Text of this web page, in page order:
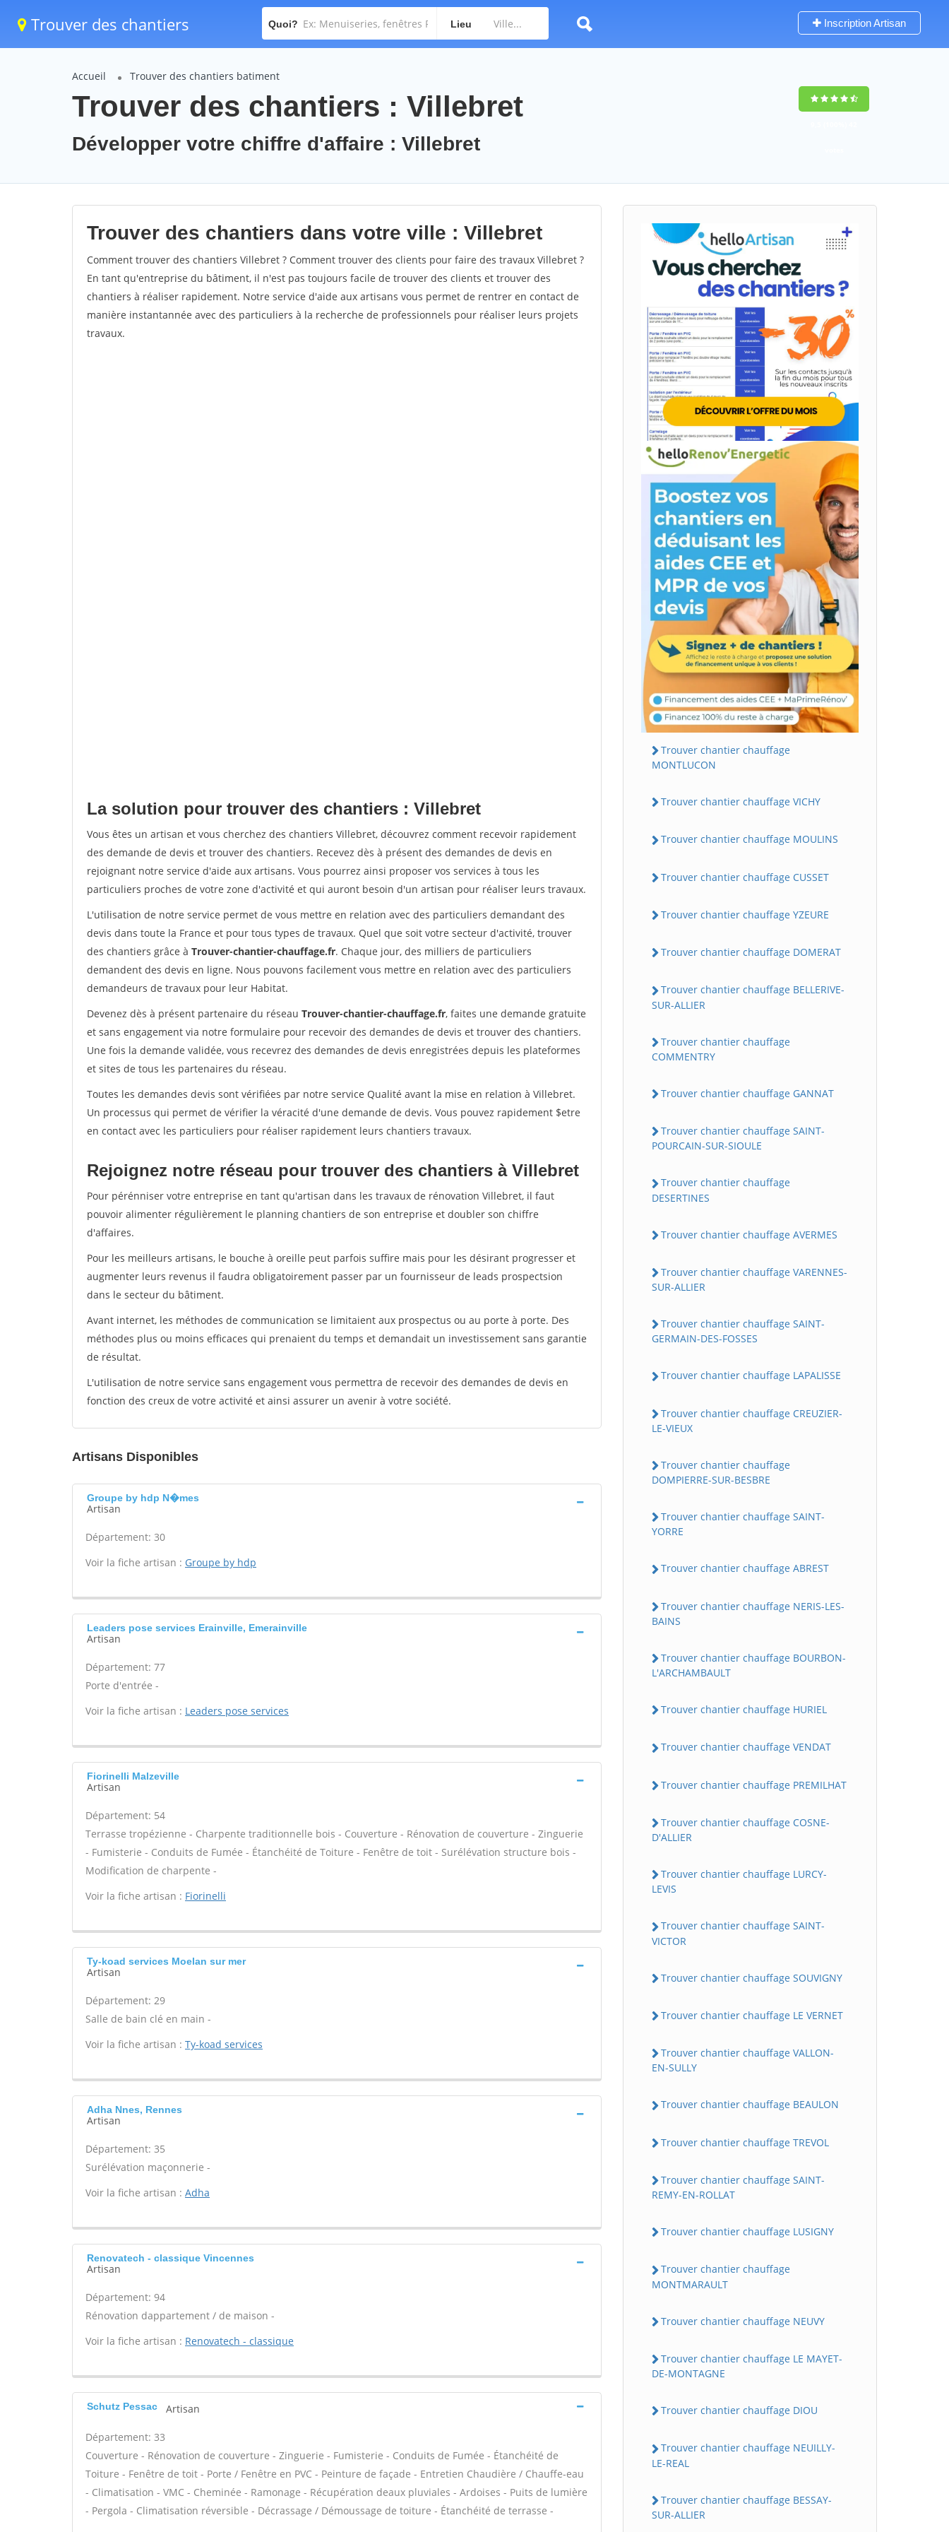
Trouver des chantiers Quoi? Lieu Inscription Artisan
Accueil Trouver des chantiers batiment
Trouver des chantiers : Villebret
Développer votre chiffre d'affaire : Villebret
Trouver des chantiers dans votre ville : Villebret
Comment trouver des chantiers Villebret ? Comment trouver des clients pour faire des travaux Villebret ?
En tant qu'entreprise du bâtiment, il n'est pas toujours facile de trouver des clients et trouver des
chantiers à réaliser rapidement. Notre service d'aide aux artisans vous permet de rentrer en contact de
manière instantannée avec des particuliers à la recherche de professionnels pour réaliser leurs projets
travaux.
La solution pour trouver des chantiers : Villebret
Vous êtes un artisan et vous cherchez des chantiers Villebret, découvrez comment recevoir rapidement
des demande de devis et trouver des chantiers. Recevez dès à présent des demandes de devis en
rejoignant notre service d'aide aux artisans. Vous pourrez ainsi proposer vos services à tous les
particuliers proches de votre zone d'activité et qui auront besoin d'un artisan pour réaliser leurs travaux.
L'utilisation de notre service permet de vous mettre en relation avec des particuliers demandant des
devis dans toute la France et pour tous types de travaux. Quel que soit votre secteur d'activité, trouver
des chantiers grâce à Trouver-chantier-chauffage.fr. Chaque jour, des milliers de particuliers
demandent des devis en ligne. Nous pouvons facilement vous mettre en relation avec des particuliers
demandeurs de travaux pour leur Habitat.
Devenez dès à présent partenaire du réseau Trouver-chantier-chauffage.fr, faites une demande gratuite
et sans engagement via notre formulaire pour recevoir des demandes de devis et trouver des chantiers.
Une fois la demande validée, vous recevrez des demandes de devis enregistrées depuis les plateformes
et sites de tous les partenaires du réseau.
Toutes les demandes devis sont vérifiées par notre service Qualité avant la mise en relation à Villebret.
Un processus qui permet de vérifier la véracité d'une demande de devis. Vous pouvez rapidement $etre
en contact avec les particuliers pour réaliser rapidement leurs chantiers travaux.
Rejoignez notre réseau pour trouver des chantiers à Villebret
Pour pérénniser votre entreprise en tant qu'artisan dans les travaux de rénovation Villebret, il faut
pouvoir alimenter régulièrement le planning chantiers de son entreprise et doubler son chiffre
d'affaires.
Pour les meilleurs artisans, le bouche à oreille peut parfois suffire mais pour les désirant progresser et
augmenter leurs revenus il faudra obligatoirement passer par un fournisseur de leads prospectsion
dans le secteur du bâtiment.
Avant internet, les méthodes de communication se limitaient aux prospectus ou au porte à porte. Des
méthodes plus ou moins efficaces qui prenaient du temps et demandait un investissement sans garantie
de résultat.
L'utilisation de notre service sans engagement vous permettra de recevoir des demandes de devis en
fonction des creux de votre activité et ainsi assurer un avenir à votre société.
Artisans Disponibles
Groupe by hdp N�mes
Artisan
Département: 30
Voir la fiche artisan : Groupe by hdp
Leaders pose services Erainville, Emerainville
Artisan
Département: 77
Porte d'entrée -
Voir la fiche artisan : Leaders pose services
Fiorinelli Malzeville
Artisan
Département: 54
Terrasse tropézienne - Charpente traditionnelle bois - Couverture - Rénovation de couverture - Zinguerie
- Fumisterie - Conduits de Fumée - Étanchéité de Toiture - Fenêtre de toit - Surélévation structure bois -
Modification de charpente -
Voir la fiche artisan : Fiorinelli
Ty-koad services Moelan sur mer
Artisan
Département: 29
Salle de bain clé en main -
Voir la fiche artisan : Ty-koad services
Adha Nnes, Rennes
Artisan
Département: 35
Surélévation maçonnerie -
Voir la fiche artisan : Adha
Renovatech - classique Vincennes
Artisan
Département: 94
Rénovation dappartement / de maison -
Voir la fiche artisan : Renovatech - classique
Schutz Pessac Artisan
Département: 33
Couverture - Rénovation de couverture - Zinguerie - Fumisterie - Conduits de Fumée - Étanchéité de
Toiture - Fenêtre de toit - Porte / Fenêtre en PVC - Peinture de façade - Entretien Chaudière / Chauffe-eau
- Climatisation - VMC - Cheminée - Ramonage - Récupération deaux pluviales - Ardoises - Puits de lumière
- Pergola - Climatisation réversible - Décrassage / Démoussage de toiture - Étanchéité de terrasse -
Trouver chantier chauffage
MONTLUCON
Trouver chantier chauffage VICHY
Trouver chantier chauffage MOULINS
Trouver chantier chauffage CUSSET
Trouver chantier chauffage YZEURE
Trouver chantier chauffage DOMERAT
Trouver chantier chauffage BELLERIVE-
SUR-ALLIER
Trouver chantier chauffage
COMMENTRY
Trouver chantier chauffage GANNAT
Trouver chantier chauffage SAINT-
POURCAIN-SUR-SIOULE
Trouver chantier chauffage
DESERTINES
Trouver chantier chauffage AVERMES
Trouver chantier chauffage VARENNES-
SUR-ALLIER
Trouver chantier chauffage SAINT-
GERMAIN-DES-FOSSES
Trouver chantier chauffage LAPALISSE
Trouver chantier chauffage CREUZIER-
LE-VIEUX
Trouver chantier chauffage
DOMPIERRE-SUR-BESBRE
Trouver chantier chauffage SAINT-
YORRE
Trouver chantier chauffage ABREST
Trouver chantier chauffage NERIS-LES-
BAINS
Trouver chantier chauffage BOURBON-
L'ARCHAMBAULT
Trouver chantier chauffage HURIEL
Trouver chantier chauffage VENDAT
Trouver chantier chauffage PREMILHAT
Trouver chantier chauffage COSNE-
D'ALLIER
Trouver chantier chauffage LURCY-
LEVIS
Trouver chantier chauffage SAINT-
VICTOR
Trouver chantier chauffage SOUVIGNY
Trouver chantier chauffage LE VERNET
Trouver chantier chauffage VALLON-
EN-SULLY
Trouver chantier chauffage BEAULON
Trouver chantier chauffage TREVOL
Trouver chantier chauffage SAINT-
REMY-EN-ROLLAT
Trouver chantier chauffage LUSIGNY
Trouver chantier chauffage
MONTMARAULT
Trouver chantier chauffage NEUVY
Trouver chantier chauffage LE MAYET-
DE-MONTAGNE
Trouver chantier chauffage DIOU
Trouver chantier chauffage NEUILLY-
LE-REAL
Trouver chantier chauffage BESSAY-
SUR-ALLIER